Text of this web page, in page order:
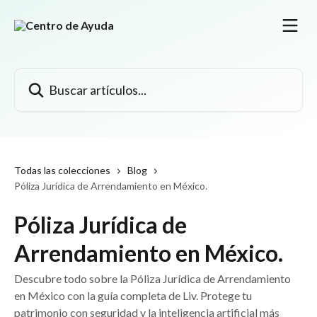
Todas las colecciones
Blog
Póliza Jurídica de Arrendamiento en México.
Póliza Jurídica de
Arrendamiento en México.
Descubre todo sobre la Póliza Jurídica de Arrendamiento
en México con la guía completa de Liv. Protege tu
patrimonio con seguridad y la inteligencia artificial más